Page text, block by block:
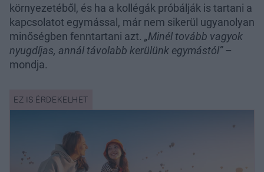
környezetéből, és ha a kollégák próbálják is tartani a
kapcsolatot egymással, már nem sikerül ugyanolyan
minőségben fenntartani azt. „Minél tovább vagyok
nyugdíjas, annál távolabb kerülünk egymástól”–
mondja.